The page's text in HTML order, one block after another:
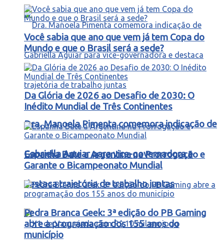
Dra. Manoela Pimenta comemora indicação de
Gabriella Aguiar para vice-governadora e
destaca trajetória de trabalho juntas
Você sabia que ano que vem já tem Copa do
Mundo e que o Brasil será a sede?
Da Glória de 2026 ao Desafio de 2030: O
Inédito Mundial de Três Continentes
Espanha Bate a Argentina na Prorrogação e
Garante o Bicampeonato Mundial
Pedra Branca Geek: 3ª edição do PB Gaming
abre a programação dos 155 anos do
município